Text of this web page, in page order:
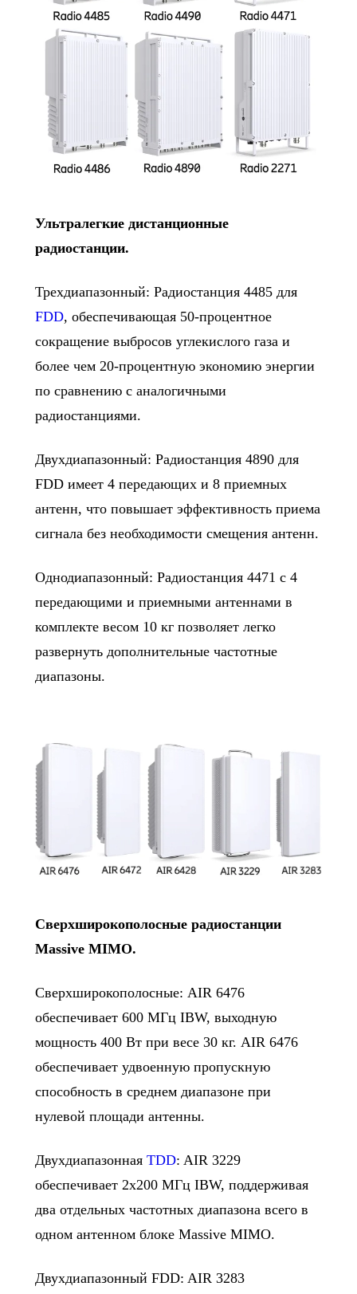
Ультралегкие дистанционные
радиостанции.
Трехдиапазонный: Радиостанция 4485 для
FDD, обеспечивающая 50-процентное
сокращение выбросов углекислого газа и
более чем 20-процентную экономию энергии
по сравнению с аналогичными
радиостанциями.
Двухдиапазонный: Радиостанция 4890 для
FDD имеет 4 передающих и 8 приемных
антенн, что повышает эффективность приема
сигнала без необходимости смещения антенн.
Однодиапазонный: Радиостанция 4471 с 4
передающими и приемными антеннами в
комплекте весом 10 кг позволяет легко
развернуть дополнительные частотные
диапазоны.
Сверхширокополосные радиостанции
Massive MIMO.
Сверхширокополосные: AIR 6476
обеспечивает 600 МГц IBW, выходную
мощность 400 Вт при весе 30 кг. AIR 6476
обеспечивает удвоенную пропускную
способность в среднем диапазоне при
нулевой площади антенны.
Двухдиапазонная TDD: AIR 3229
обеспечивает 2х200 МГц IBW, поддерживая
два отдельных частотных диапазона всего в
одном антенном блоке Massive MIMO.
Двухдиапазонный FDD: AIR 3283